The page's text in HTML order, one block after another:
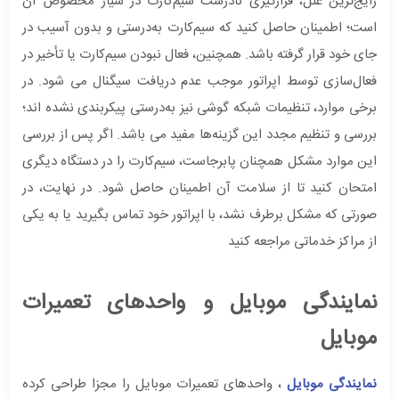
است؛ اطمینان حاصل کنید که سیم‌کارت به‌درستی و بدون آسیب در
جای خود قرار گرفته باشد. همچنین، فعال نبودن سیم‌کارت یا تأخیر در
فعال‌سازی توسط اپراتور موجب عدم دریافت سیگنال می شود. در
برخی موارد، تنظیمات شبکه گوشی نیز به‌درستی پیکربندی نشده اند؛
بررسی و تنظیم مجدد این گزینه‌ها مفید می باشد. اگر پس از بررسی
این موارد مشکل همچنان پابرجاست، سیم‌کارت را در دستگاه دیگری
امتحان کنید تا از سلامت آن اطمینان حاصل شود. در نهایت، در
صورتی که مشکل برطرف نشد، با اپراتور خود تماس بگیرید یا به یکی
از مراکز خدماتی مراجعه کنید
نمایندگی موبایل و واحدهای تعمیرات
موبایل
نمایندگی موبایل، واحدهای تعمیرات موبایل را مجزا طراحی کرده